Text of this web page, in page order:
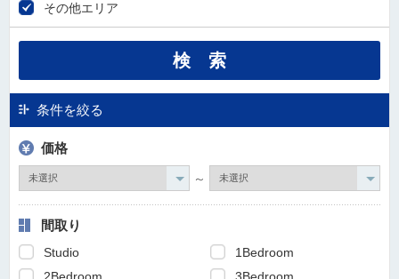
その他エリア
条件を絞る
価格
～
間取り
Studio
1Bedroom